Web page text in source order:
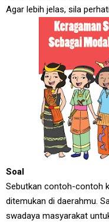
Agar lebih jelas, sila
Soal
Sebutkan contoh-contoh
ditemukan di daerahmu.
swadaya masyarakat